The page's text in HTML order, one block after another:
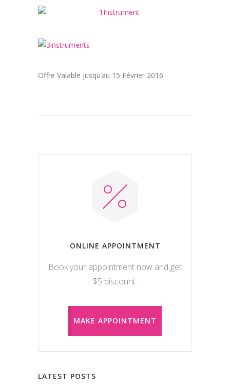
Offre Valable jusqu’au 15 Février 2016
ONLINE APPOINTMENT
Book your appointment now and get
$5 discount.
MAKE APPOINTMENT
LATEST POSTS